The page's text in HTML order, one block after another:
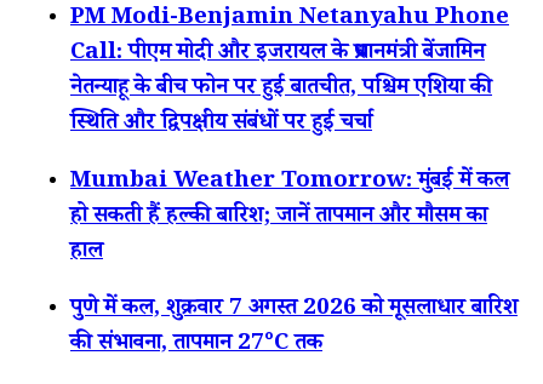
PM Modi-Benjamin Netanyahu Phone
Call: पीएम मोदी और इजरायल के प्रधानमंत्री बेंजामिन
नेतन्याहू के बीच फोन पर हुई बातचीत, पश्चिम एशिया की
स्थिति और द्विपक्षीय संबंधों पर हुई चर्चा
Mumbai Weather Tomorrow: मुंबई में कल
हो सकती हैं हल्की बारिश; जानें तापमान और मौसम का
हाल
पुणे में कल, शुक्रवार 7 अगस्त 2026 को मूसलाधार बारिश
की संभावना, तापमान 27°C तक